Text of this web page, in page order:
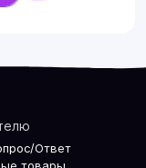
Ответ